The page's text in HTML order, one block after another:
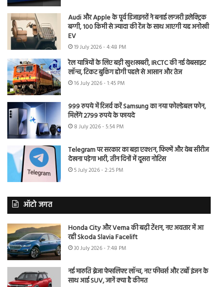
Audi और Apple के पूर्व डिजाइनरों ने बनाई लग्जरी इलेक्ट्रिक
बग्गी, 100 किमी से ज्यादा की रेंज के साथ आएगी यह अनोखी
EV
19 July 2026 - 4:48 PM
रेल यात्रियों के लिए बड़ी खुशखबरी, IRCTC की नई वेबसाइट
लॉन्च, टिकट बुकिंग होगी पहले से आसान और तेज
16 July 2026 - 1:45 PM
999 रुपये में रिजर्व करें Samsung का नया फोल्डेबल फोन,
मिलेंगे 2799 रुपये के फायदे
8 July 2026 - 5:54 PM
Telegram पर सरकार का बड़ा एक्शन, फिल्में और वेब सीरीज
देखना पड़ेगा भारी, तीन दिनों में दूसरा नोटिस
5 July 2026 - 2:25 PM
ऑटो जगत
Honda City और Verna की बढ़ी टेंशन, नए अवतार में आ
रही Skoda Slavia Facelift
30 July 2026 - 7:48 PM
नई मारुति ब्रेजा फेसलिफ्ट लॉन्च, नए फीचर्स और टर्बो इंजन के
साथ आई SUV, जानें क्या है कीमत